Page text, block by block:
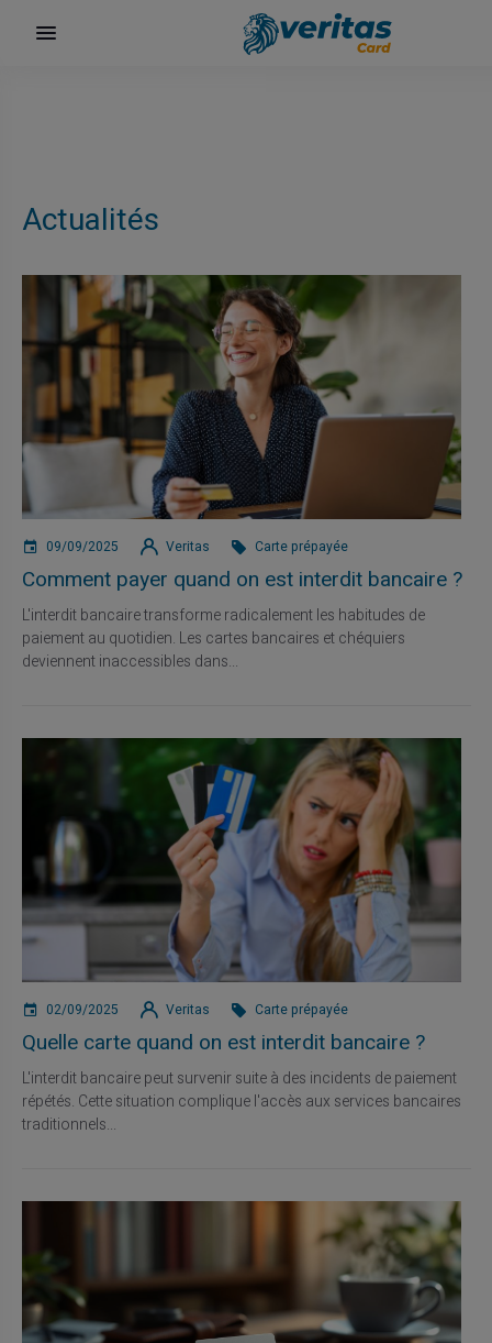
Actualités
09/09/2025 Veritas Carte prépayée
Comment payer quand on est interdit bancaire ?
L'interdit bancaire transforme radicalement les habitudes de
paiement au quotidien. Les cartes bancaires et chéquiers
deviennent inaccessibles dans...
02/09/2025 Veritas Carte prépayée
Quelle carte quand on est interdit bancaire ?
L'interdit bancaire peut survenir suite à des incidents de paiement
répétés. Cette situation complique l'accès aux services bancaires
traditionnels...